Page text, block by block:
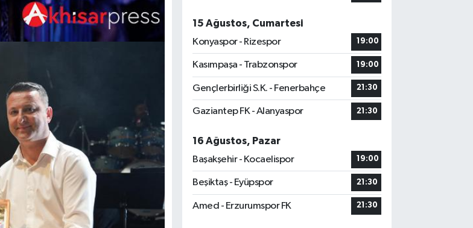
15 Ağustos, Cumartesi
Konyaspor - Rizespor
19:00
Kasımpaşa - Trabzonspor 19:00
Gençlerbirliği S.K. - Fenerbahçe 21:30
Gaziantep FK - Alanyaspor 21:30
16 Ağustos, Pazar
Başakşehir - Kocaelispor
19:00
Beşiktaş - Eyüpspor 21:30
Amed - Erzurumspor FK 21:30